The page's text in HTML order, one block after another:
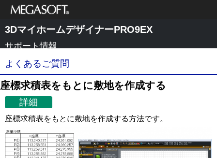
メガソフト株式
会社
3DマイホームデザイナーPRO9EX
サポート情報
よくあるご質問
座標求積表をもとに敷地を作成する
詳細
座標求積表をもとに敷地を作成する方法です。